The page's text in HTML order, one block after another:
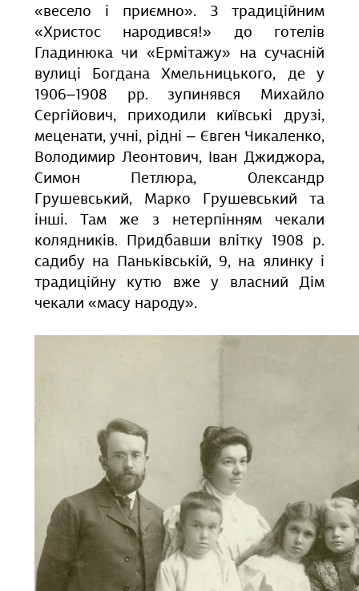
«весело і приємно». З традиційним
«Христос народився!» до готелів
Гладинюка чи «Ермітажу» на сучасній
вулиці Богдана Хмельницького, де у
1906–1908 рр. зупинявся Михайло
Сергійович, приходили київські друзі,
меценати, учні, рідні – Євген Чикаленко,
Володимир Леонтович, Іван Джиджора,
Симон Петлюра, Олександр
Грушевський, Марко Грушевський та
інші. Там же з нетерпінням чекали
колядників. Придбавши влітку 1908 р.
садибу на Паньківській, 9, на ялинку і
традиційну кутю вже у власний Дім
чекали «масу народу».